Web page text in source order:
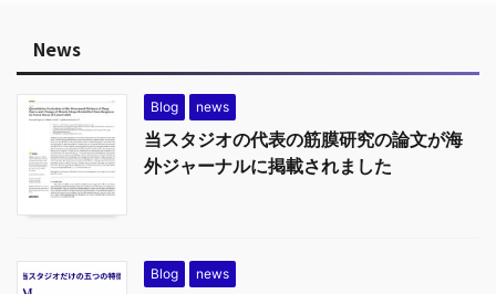
News
Blog news
当スタジオの代表の筋膜研究の論文が海
外ジャーナルに掲載されました
Blog news